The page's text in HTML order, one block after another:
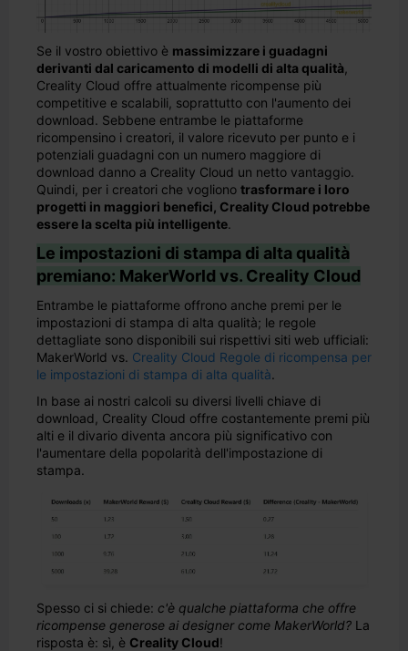
Se il vostro obiettivo è massimizzare i guadagni
derivanti dal caricamento di modelli di alta qualità
Creality Cloud offre attualmente ricompense più
competitive e scalabili, soprattutto con l'aumento dei
download. Sebbene entrambe le piattaforme
ricompensino i creatori, il valore ricevuto per punto e i
potenziali guadagni con un numero maggiore di
download danno a Creality Cloud un netto vantaggio.
Quindi, per i creatori che vogliono trasformare i loro
progetti in maggiori benefici, Creality Cloud potrebbe
essere la scelta più intelligente.
Le impostazioni di stampa di alta qualità
premiano: MakerWorld vs. Creality Cloud
Entrambe le piattaforme offrono anche premi per le
impostazioni di stampa di alta qualità; le regole
dettagliate sono disponibili sui rispettivi siti web ufficiali:
MakerWorld vs. Creality Cloud Regole di ricompensa per
le impostazioni di stampa di alta qualità.
In base ai nostri calcoli su diversi livelli chiave di
download, Creality Cloud offre costantemente premi più
alti e il divario diventa ancora più significativo con
l'aumentare della popolarità dell'impostazione di
stampa.
Spesso ci si chiede: c'è qualche piattaforma che offre
ricompense generose ai designer come MakerWorld? La
risposta è: sì, è Creality Cloud!